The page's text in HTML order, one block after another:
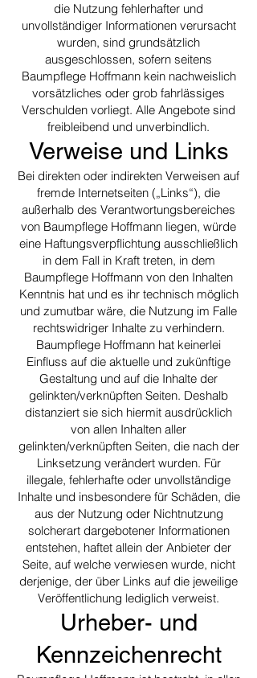
die Nutzung fehlerhafter und
unvollständiger Informationen verursacht
wurden, sind grundsätzlich
ausgeschlossen, sofern seitens
Baumpflege Hoffmann kein nachweislich
vorsätzliches oder grob fahrlässiges
Verschulden vorliegt. Alle Angebote sind
freibleibend und unverbindlich.
Verweise und Links
Bei direkten oder indirekten Verweisen auf
fremde Internetseiten („Links“), die
außerhalb des Verantwortungsbereiches
von Baumpflege Hoffmann liegen, würde
eine Haftungsverpflichtung ausschließlich
in dem Fall in Kraft treten, in dem
Baumpflege Hoffmann von den Inhalten
Kenntnis hat und es ihr technisch möglich
und zumutbar wäre, die Nutzung im Falle
rechtswidriger Inhalte zu verhindern.
Baumpflege Hoffmann hat keinerlei
Einfluss auf die aktuelle und zukünftige
Gestaltung und auf die Inhalte der
gelinkten/verknüpften Seiten. Deshalb
distanziert sie sich hiermit ausdrücklich
von allen Inhalten aller
gelinkten/verknüpften Seiten, die nach der
Linksetzung verändert wurden. Für
illegale, fehlerhafte oder unvollständige
Inhalte und insbesondere für Schäden, die
aus der Nutzung oder Nichtnutzung
solcherart dargebotener Informationen
entstehen, haftet allein der Anbieter der
Seite, auf welche verwiesen wurde, nicht
derjenige, der über Links auf die jeweilige
Veröffentlichung lediglich verweist.
Urheber- und
Kennzeichenrecht